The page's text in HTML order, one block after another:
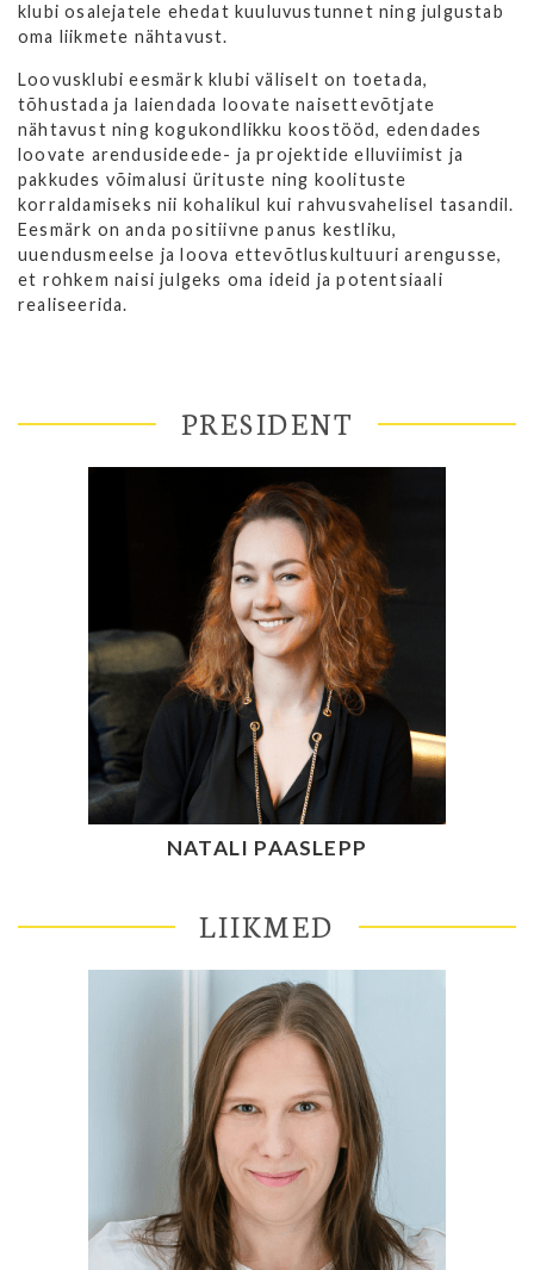
klubi osalejatele ehedat kuuluvustunnet ning julgustab
oma liikmete nähtavust.
Loovusklubi eesmärk klubi väliselt on toetada,
tõhustada ja laiendada loovate naisettevõtjate
nähtavust ning kogukondlikku koostööd, edendades
loovate arendusideede- ja projektide elluviimist ja
pakkudes võimalusi ürituste ning koolituste
korraldamiseks nii kohalikul kui rahvusvahelisel tasandil.
Eesmärk on anda positiivne panus kestliku,
uuendusmeelse ja loova ettevõtluskultuuri arengusse,
et rohkem naisi julgeks oma ideid ja potentsiaali
realiseerida.
PRESIDENT
NATALI PAASLEPP
LIIKMED